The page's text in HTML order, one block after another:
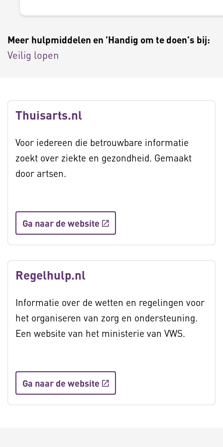
Meer hulpmiddelen en 'Handig om te doen's bij:
Veilig lopen
Thuisarts.nl
Voor iedereen die betrouwbare informatie
zoekt over ziekte en gezondheid. Gemaakt
door artsen.
Ga naar de website
Regelhulp.nl
Informatie over de wetten en regelingen voor
het organiseren van zorg en ondersteuning.
Een website van het ministerie van VWS.
Ga naar de website